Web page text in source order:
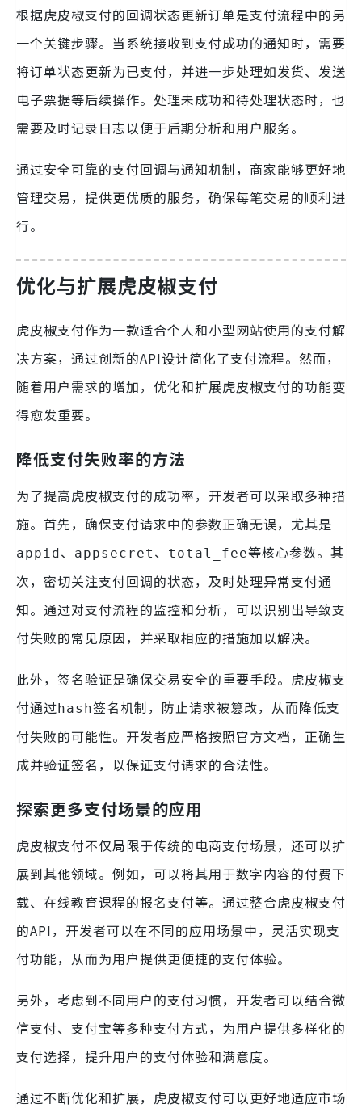
根据虎皮椒支付的回调状态更新订单是支付流程中的另
一个关键步骤。当系统接收到支付成功的通知时，需要
将订单状态更新为已支付，并进一步处理如发货、发送
电子票据等后续操作。处理未成功和待处理状态时，也
需要及时记录日志以便于后期分析和用户服务。
通过安全可靠的支付回调与通知机制，商家能够更好地
管理交易，提供更优质的服务，确保每笔交易的顺利进
行。
优化与扩展虎皮椒支付
虎皮椒支付作为一款适合个人和小型网站使用的支付解
决方案，通过创新的API设计简化了支付流程。然而，
随着用户需求的增加，优化和扩展虎皮椒支付的功能变
得愈发重要。
降低支付失败率的方法
为了提高虎皮椒支付的成功率，开发者可以采取多种措
施。首先，确保支付请求中的参数正确无误，尤其是
appid、 appsecret 、 total_fee等核心参数。其
次，密切关注支付回调的状态，及时处理异常支付通
知。通过对支付流程的监控和分析，可以识别出导致支
付失败的常见原因，并采取相应的措施加以解决。
此外，签名验证是确保交易安全的重要手段。虎皮椒支
付通过hash签名机制，防止请求被篡改，从而降低支
付失败的可能性。开发者应严格按照官方文档，正确生
成并验证签名，以保证支付请求的合法性。
探索更多支付场景的应用
虎皮椒支付不仅局限于传统的电商支付场景，还可以扩
展到其他领域。例如，可以将其用于数字内容的付费下
载、在线教育课程的报名支付等。通过整合虎皮椒支付
的API，开发者可以在不同的应用场景中，灵活实现支
付功能，从而为用户提供更便捷的支付体验。
另外，考虑到不同用户的支付习惯，开发者可以结合微
信支付、支付宝等多种支付方式，为用户提供多样化的
支付选择，提升用户的支付体验和满意度。
通过不断优化和扩展，虎皮椒支付可以更好地适应市场